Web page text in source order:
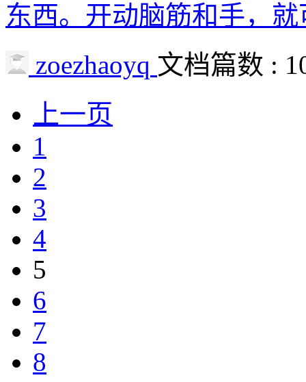
东西。开动脑筋和手，
zoezhaoyq 文档篇数 :
上一页
1
2
3
4
5
6
7
8